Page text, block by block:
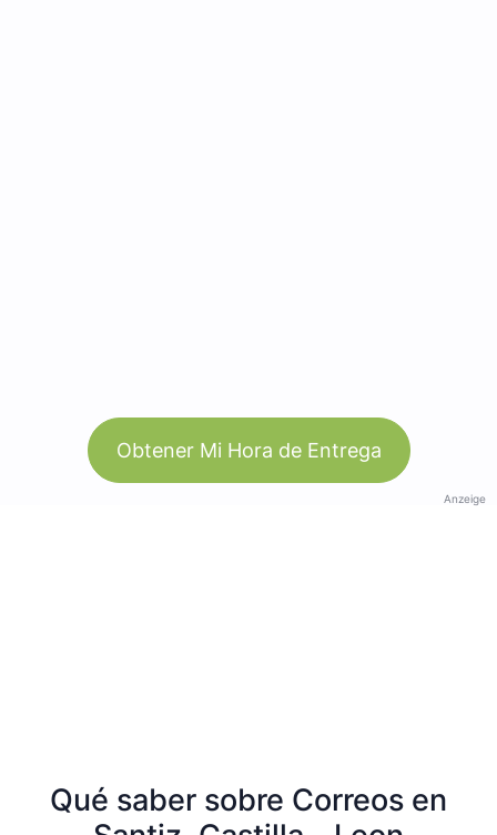
Obtener Mi Hora de Entrega
Anzeige
Qué saber sobre Correos en